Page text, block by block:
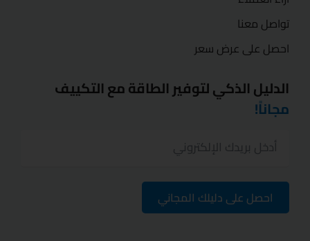
تواصل معنا
احصل على عرض سعر
الدليل الذكي لتوفير الطاقة مع التكييف
مجاناً!
احصل على دليلك المجاني